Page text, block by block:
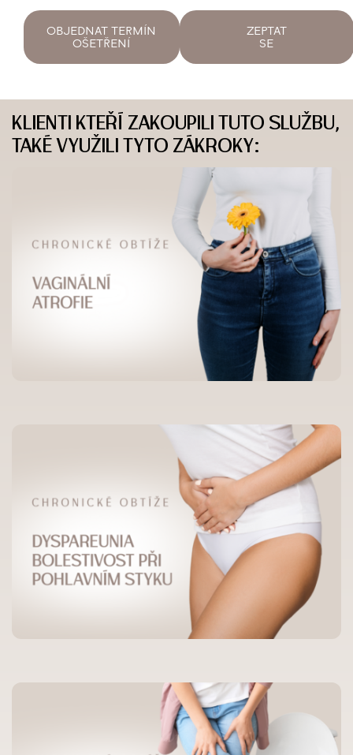
OBJEDNAT TERMÍN
OŠETŘENÍ
ZEPTAT
SE
KLIENTI KTEŘÍ ZAKOUPILI TUTO SLUŽBU,
TAKÉ VYUŽILI TYTO ZÁKROKY: